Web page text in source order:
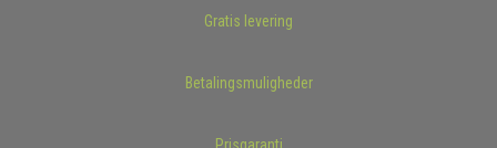
Gratis levering
Betalingsmuligheder